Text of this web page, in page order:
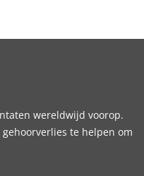
wereldwijd voorop.
te helpen om